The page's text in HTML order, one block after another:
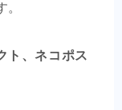
ト、ネコポス